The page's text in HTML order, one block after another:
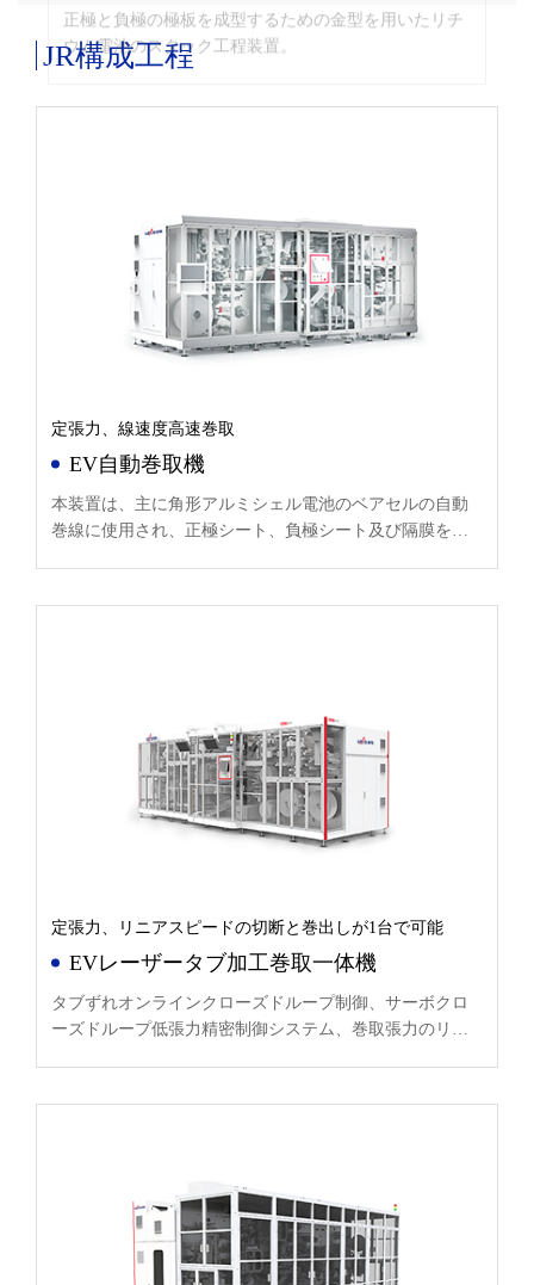
JR構成工程
定張力、線速度高速巻取
EV自動巻取機
本装置は、主に角形アルミシェル電池のベアセルの自動
巻線に使用され、正極シート、負極シート及び隔膜を能
定張力、リニアスピードの切断と巻出しが1台で可能
EVレーザータブ加工巻取一体機
タブずれオンラインクローズドループ制御、サーボクロ
ーズドループ低張力精密制御システム、巻取張力のリア